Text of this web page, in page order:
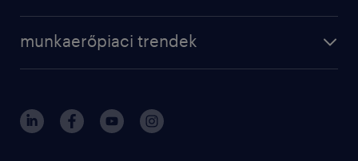
munkaerőpiaci trendek